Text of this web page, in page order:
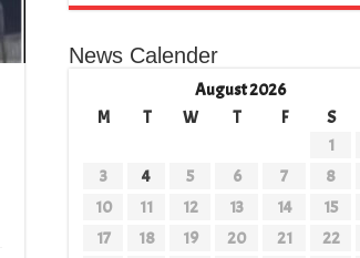
News Calender
August 2026
M
T W T F S
1
3
4 5 6 7 8
10
11 12 13 14 15
17
18 19 20 21 22